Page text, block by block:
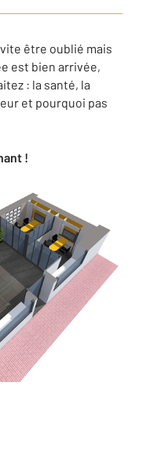
être oublié mais
est bien arrivée,
: la santé, la
et pourquoi pas
!